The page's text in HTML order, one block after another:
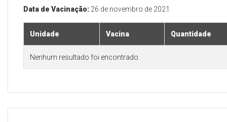
Data de Vacinação: 26 de novembro de 2021
Unidade Vacina Quantidade
Nenhum resultado foi encontrado.